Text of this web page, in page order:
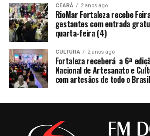
CEARÁ 2 anos ago
RioMar Fortaleza recebe
gestantes com entrada
quarta-feira (4)
CULTURA 2 anos ago
Fortaleza receberá a 6ª
Nacional de Artesanato e
com artesãos de todo o Brasil